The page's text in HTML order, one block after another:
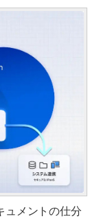
メントの仕分